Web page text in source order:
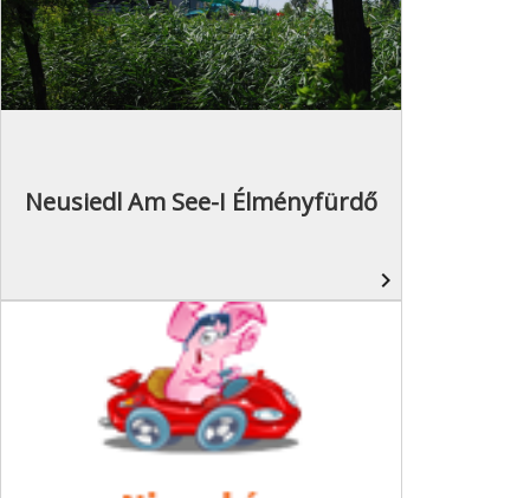
Neusiedl Am See-I Élményfürdő
navigate_next